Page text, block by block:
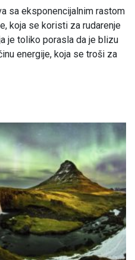
sa eksponencijalnim rastom
koja se koristi za rudarenje
je toliko porasla da je blizu
energije, koja se troši za